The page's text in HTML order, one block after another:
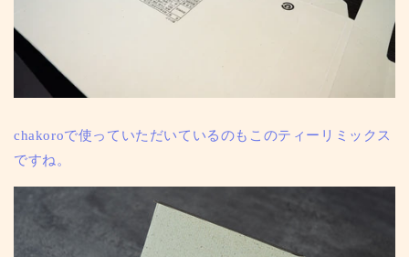
chakoroで使っていただいているのもこのティーリミックス
ですね。